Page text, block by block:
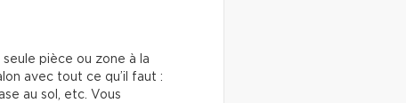
pièce ou zone à la
avec tout ce qu’il faut :
au sol, etc. Vous